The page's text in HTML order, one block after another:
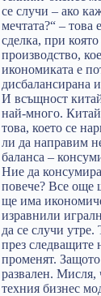
се случи – ако
мечтата?“ –
сделка, при
производство,
икономиката е
дисбалансирана
И всъщност
най-много.
това, което се
ли да направим
баланса –
Ние да
повече? Все още
ще има
изравнили
да се случи
през следващите
променят.
развален.
техния бизнес